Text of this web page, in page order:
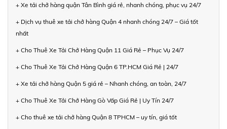
+ Xe tải chở hàng quận Tân Bình giá rẻ, nhanh chóng, phục vụ 24/7
+ Dịch vụ thuê xe tải chở hàng Quận 4 nhanh chóng 24/7 – Giá tốt
nhất
+ Cho Thuê Xe Tải Chở Hàng Quận 11 Giá Rẻ – Phục Vụ 24/7
+ Cho Thuê Xe Tải Chở Hàng Quận 6 TP.HCM Giá Rẻ | 24/7
+ Xe tải chở hàng Quận 5 giá rẻ – Nhanh chóng, an toàn, 24/7
+ Cho Thuê Xe Tải Chở Hàng Gò Vấp Giá Rẻ | Uy Tín 24/7
+ Cho thuê xe tải chở hàng Quận 8 TPHCM – uy tín, giá tốt